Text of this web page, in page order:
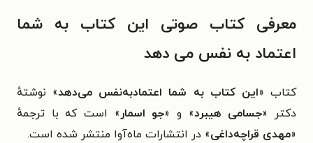
معرفی کتاب صوتی این کتاب به شما
اعتماد به نفس می دهد
کتاب «این کتاب به شما اعتمادبه‌نفس می‌دهد» نوشته‌ٔ
دکتر «جسامی هیبرد» و «جو اسمار » است که با ترجمهٔ
«مهدی قراچه‌داغی» در انتشارات ماه‌آوا منتشر شده است.